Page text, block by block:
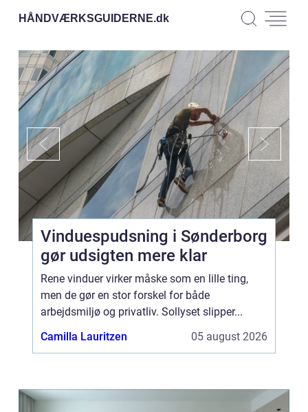
HÅNDVÆRKSGUIDERNE.dk
Vinduespudsning i Sønderborg
gør udsigten mere klar
Rene vinduer virker måske som en lille ting,
men de gør en stor forskel for både
arbejdsmiljø og privatliv. Sollyset slipper...
Camilla Lauritzen
05 august 2026